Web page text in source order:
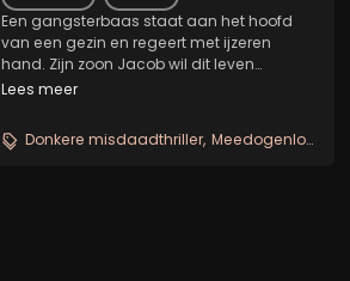
Een gangsterbaas staat aan het hoofd
van een gezin en regeert met ijzeren
hand. Zijn zoon Jacob wil dit leven
ontvluchten en ontmoet de vrouw van zijn
greep van zijn vader te bevrijden, moet
Jacob de...
Lees meer
Donkere misdaadthriller Meedogenloze familiedrama